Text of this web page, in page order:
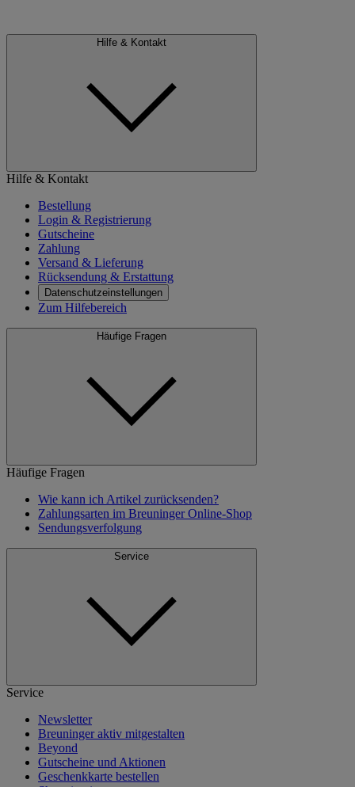
Hilfe & Kontakt
Hilfe & Kontakt
Bestellung
Login & Registrierung
Gutscheine
Zahlung
Versand & Lieferung
Rücksendung & Erstattung
Datenschutzeinstellungen
Zum Hilfebereich
Häufige Fragen
Häufige Fragen
Wie kann ich Artikel zurücksenden?
Zahlungsarten im Breuninger Online-Shop
Sendungsverfolgung
Service
Service
Newsletter
Breuninger aktiv mitgestalten
Beyond
Gutscheine und Aktionen
Geschenkkarte bestellen